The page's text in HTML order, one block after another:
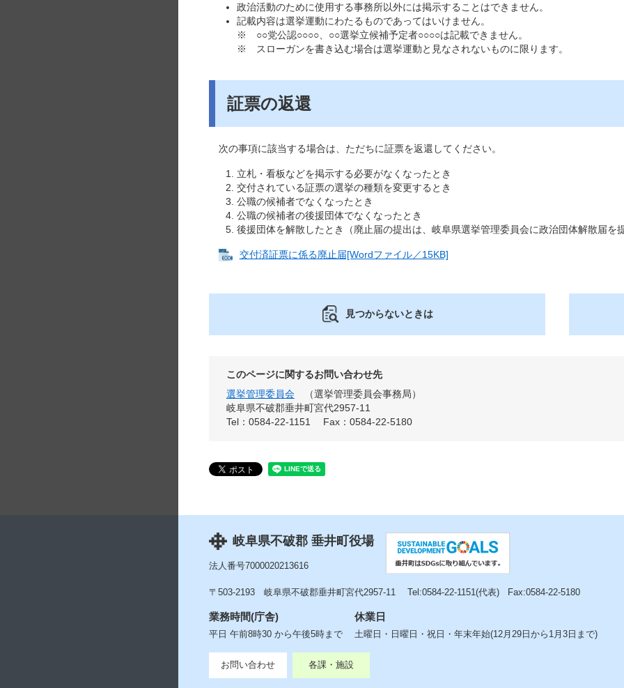
政治活動のために使用する事務所以外には掲示することはできません。
記載内容は選挙運動にわたるものであってはいけません。
※ ○○党公認○○○○、○○選挙立候補予定者○○○○は記載できません。
※ スローガンを書き込む場合は選挙運動と見なされないものに限ります。
証票の返還
次の事項に該当する場合は、ただちに証票を返還してください。
立札・看板などを掲示する必要がなくなったとき
交付されている証票の選挙の種類を変更するとき
公職の候補者でなくなったとき
公職の候補者の後援団体でなくなったとき
後援団体を解散したとき（廃止届の提出は、岐阜県選挙管理委員会に政治団体解散届
交付済証票に係る廃止届[Wordファイル／15KB]
見つからないときは
このページに関するお問い合わせ先
選挙管理委員会
選挙管理委員会事務局
岐阜県不破郡垂井町宮代2957-11
Tel：0584-22-1151
Fax：0584-22-5180
岐阜県不破郡 垂井町役場
法人番号7000020213616
〒503-2193 岐阜県不破郡垂井町宮代2957-11 Tel:0584-22-1151(代表) Fax:0584-22-5180
業務時間(庁舎)
平日 午前8時30 から午後5時まで
休業日
土曜日・日曜日・祝日・年末年始(12月29日から1月3日まで)
お問い合わせ 各課・施設